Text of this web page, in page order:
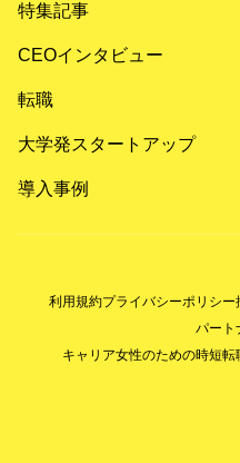
特集記事
CEOインタビュー
転職
大学発スタートアップ
導入事例
利用規約プライバシーポリシー
パート
キャリア女性のための時短転